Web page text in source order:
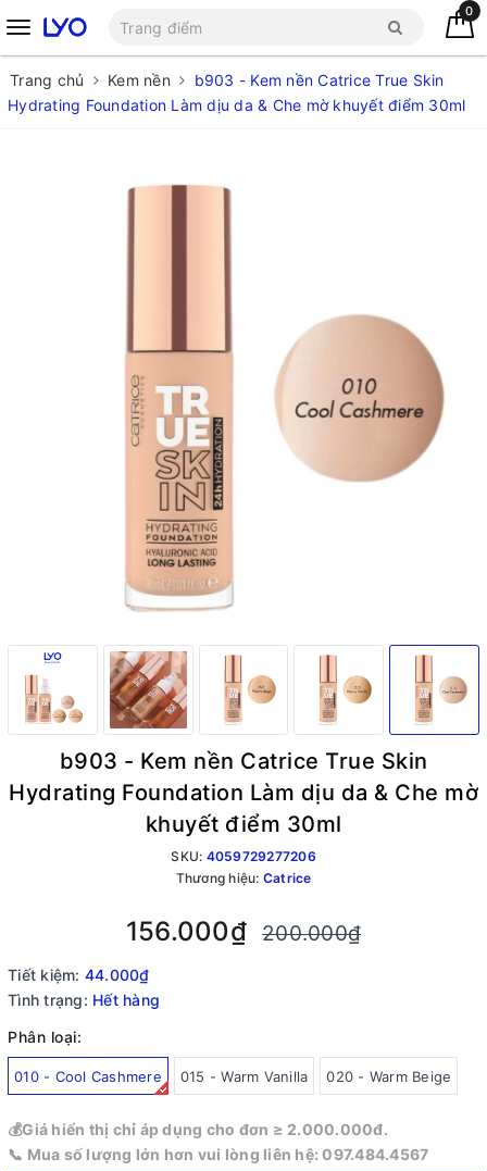
0
Trang chủ Kem nền
b903 - Kem nền Catrice True Skin
Hydrating Foundation Làm dịu da & Che mờ khuyết điểm 30ml
b903 - Kem nền Catrice True Skin
Hydrating Foundation Làm dịu da & Che mờ
khuyết điểm 30ml
SKU: 4059729277206
Thương hiệu: Catrice
156.000₫ 200.000₫
Tiết kiệm: 44.000₫
Tình trạng: Hết hàng
Phân loại:
010 - Cool Cashmere 015 - Warm Vanilla 020 - Warm Beige
💰Giá hiển thị chỉ áp dụng cho đơn ≥ 2.000.000đ.
📞 Mua số lượng lớn hơn vui lòng liên hệ: 097.484.4567